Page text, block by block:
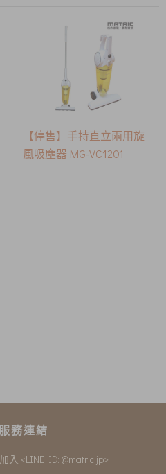
【停售】手持直立兩用旋
風吸塵器 MG-VC1201
務連結
入 <LINE ID: @matric.jp>